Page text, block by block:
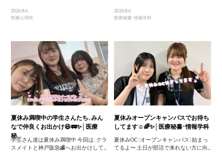
2026.8.6
医療心理科
2026.8.6
医療秘書・情報学科
夏休み満喫中の学生さんたち、みん
なで仲良くお出かけ😆🚃✨│医療
秘...
学生さん達は夏休み満喫中 今回は、クラ
スメイトと神戸阪急🏬へお出かけして...
夏休みオープンキャンパスでお待ち
してます☺️🌈✨│医療秘書・情報学科
夏休みOC（オープンキャンパス）始まっ
てるよ〜 土日が部活で来れない方に向...